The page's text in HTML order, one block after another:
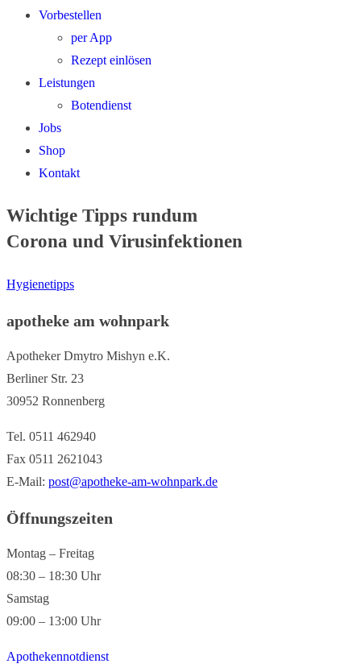
Vorbestellen
per App
Rezept einlösen
Leistungen
Botendienst
Jobs
Shop
Kontakt
Wichtige Tipps rundum
Corona und Virusinfektionen
Hygienetipps
apotheke am wohnpark
Apotheker Dmytro Mishyn e.K.
Berliner Str. 23
30952 Ronnenberg
Tel. 0511 462940
Fax 0511 2621043
E-Mail: post@apotheke-am-wohnpark.de
Öffnungszeiten
Montag – Freitag
08:30 – 18:30 Uhr
Samstag
09:00 – 13:00 Uhr
Apothekennotdienst